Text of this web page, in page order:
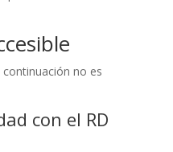
no es
con el RD